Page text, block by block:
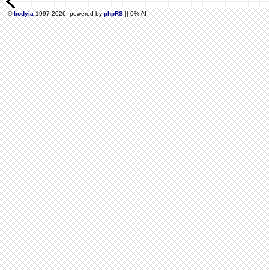
©bodyia1997-2026, powered byphpRS|| 0% AI